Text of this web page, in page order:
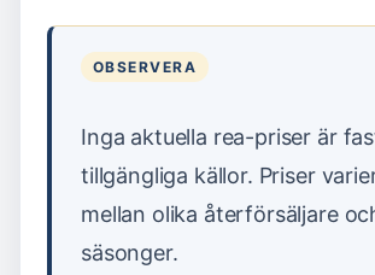
OBSERVERA
Inga aktuella rea-priser är
tillgängliga källor. Priser
mellan olika återförsäljare
säsonger.